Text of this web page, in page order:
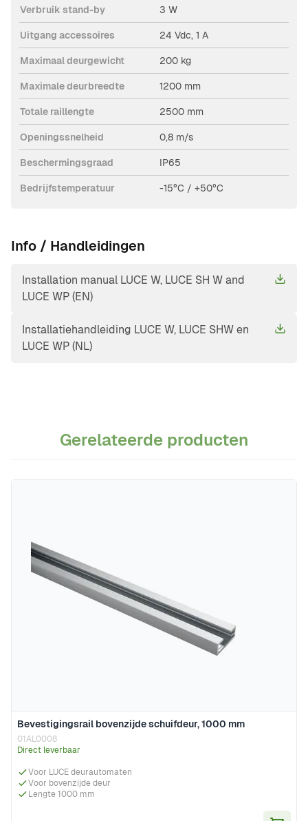
Verbruik stand-by 3 W
Uitgang accessoires 24 Vdc, 1 A
Maximaal deurgewicht 200 kg
Maximale deurbreedte 1200 mm
Totale raillengte 2500 mm
Openingssnelheid 0,8 m/s
Beschermingsgraad IP65
Bedrijfstemperatuur -15°C / +50°C
Info / Handleidingen
Installation manual LUCE W, LUCE SH W and
LUCE WP (EN)
Installatiehandleiding LUCE W, LUCE SHW en
LUCE WP (NL)
Gerelateerde producten
Bevestigingsrail bovenzijde schuifdeur, 1000 mm
01AL0008
Direct leverbaar
Voor LUCE deurautomaten
Voor bovenzijde deur
Lengte 1000 mm